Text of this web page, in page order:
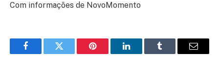
Com informações de NovoMomento
FacebookTwitter Pinterest LinkedInTumblr Email